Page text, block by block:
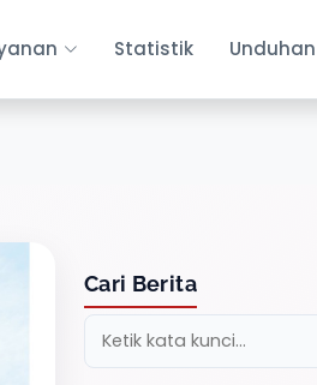
Statistik Unduhan
Cari Berita